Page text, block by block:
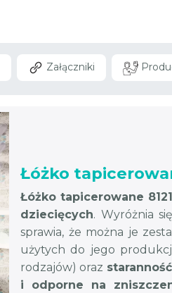
Załączniki
Łóżko
Łóżko tapicerowane
dziecięcych. Wyróżnia
sprawia, że można je
użytych do jego
rodzajów) oraz
i odporne na